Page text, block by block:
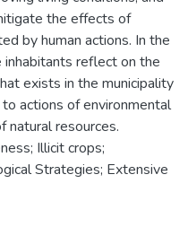
the effects of
by human actions. In the
reflect on the
exists in the municipality
actions of environmental
natural resources.
Illicit crops;
Strategies; Extensive